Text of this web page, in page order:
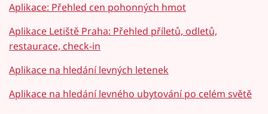
Aplikace: Přehled cen pohonných hmot
Aplikace Letiště Praha: Přehled příletů, odletů,
restaurace, check-in
Aplikace na hledání levných letenek
Aplikace na hledání levného ubytování po celém světě